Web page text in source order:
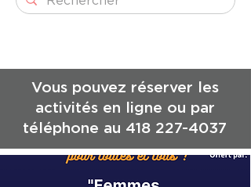
Vous pouvez réserver les
activités en ligne ou par
téléphone au 418 227-4037